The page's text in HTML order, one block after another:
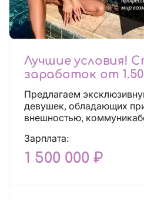
Лучшие условия!
заработок от
Предлагаем
девушек, обладающих
внешностью,
Зарплата:
1 500 000 ₽